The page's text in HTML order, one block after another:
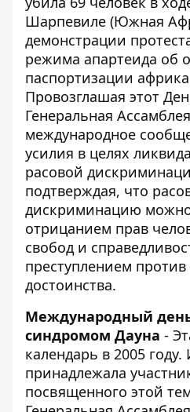
Шарпевиле (Южная
демонстрации
режима апартеида об
паспортизации
Провозглашая этот
Генеральная
международное
усилия в целях
расовой
подтверждая, что
дискриминацию
отрицанием прав
свобод и
преступлением против
достоинства.
Международный
синдромом Дауна -
календарь в 2005
принадлежала
посвященного этой